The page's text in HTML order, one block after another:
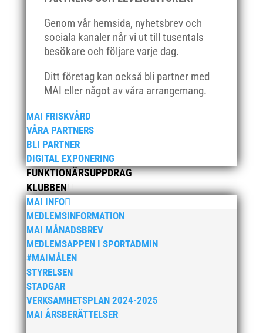
Genom vår hemsida, nyhetsbrev och
sociala kanaler når vi ut till tusentals
besökare och följare varje dag.
Ditt företag kan också bli partner med
MAI eller något av våra arrangemang.
MAI FRISKVÅRD
VÅRA PARTNERS
BLI PARTNER
DIGITAL EXPONERING
FUNKTIONÄRSUPPDRAG
KLUBBEN
MAI INFO
MEDLEMSINFORMATION
MAI MÅNADSBREV
MEDLEMSAPPEN I SPORTADMIN
#MAIMÅLEN
STYRELSEN
STADGAR
VERKSAMHETSPLAN 2024-2025
MAI ÅRSBERÄTTELSER
juni 2020
april 2020
februari 2020
november 2019
oktober 2019
september 2019
augusti 2019
juli 2019
juni 2019
maj 2019
april 2019
mars 2019
februari 2019
januari 2019
december 2018